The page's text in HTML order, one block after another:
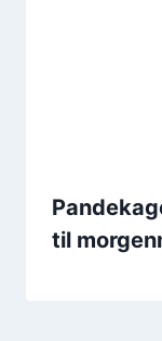
til